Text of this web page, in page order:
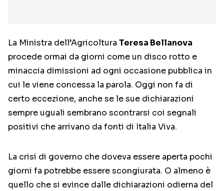
La Ministra dell’Agricoltura Teresa Bellanova
procede ormai da giorni come un disco rotto e
minaccia dimissioni ad ogni occasione pubblica in
cui le viene concessa la parola. Oggi non fa di
certo eccezione, anche se le sue dichiarazioni
sempre uguali sembrano scontrarsi coi segnali
positivi che arrivano da fonti di Italia Viva.
La crisi di governo che doveva essere aperta pochi
giorni fa potrebbe essere scongiurata. O almeno è
quello che si evince dalle dichiarazioni odierna del